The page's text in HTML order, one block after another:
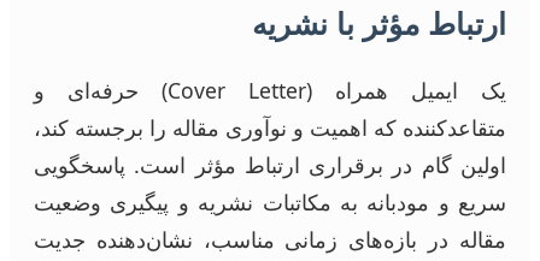
ارتباط مؤثر با نشریه
یک ایمیل همراه (Cover Letter) حرفه‌ای و
متقاعدکننده که اهمیت و نوآوری مقاله را برجسته کند،
اولین گام در برقراری ارتباط مؤثر است. پاسخگویی
سریع و مودبانه به مکاتبات نشریه و پیگیری وضعیت
مقاله در بازه‌های زمانی مناسب، نشان‌دهنده جدیت